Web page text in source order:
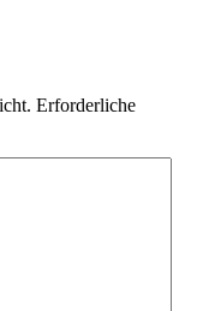
Erforderliche